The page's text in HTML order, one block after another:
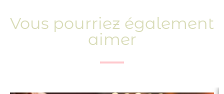
Vous pourriez également
aimer